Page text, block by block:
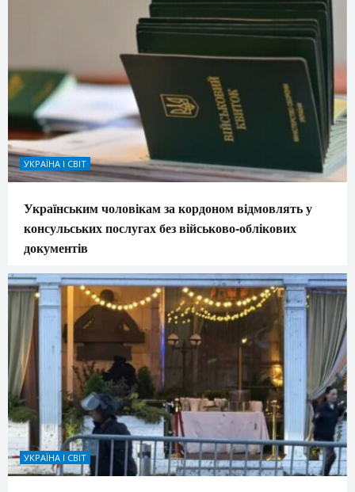
УКРАЇНА І СВІТ
Українським чоловікам за кордоном відмовлять у
консульських послугах без військово-облікових
документів
УКРАЇНА І СВІТ